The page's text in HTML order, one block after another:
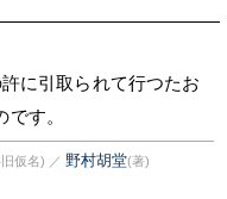
に引取られて行つたお
す。
仮名) ／ 野村胡堂(著)